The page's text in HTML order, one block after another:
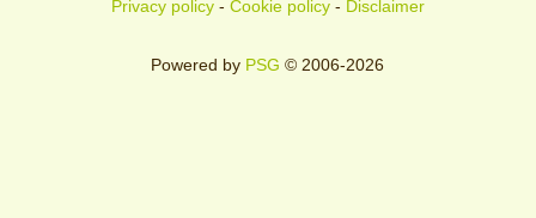
Privacy policy- Cookie policy- Disclaimer
Powered by PSG © 2006-2026